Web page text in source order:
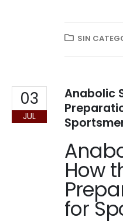
SIN
03
JUL
Anabolic
How
for